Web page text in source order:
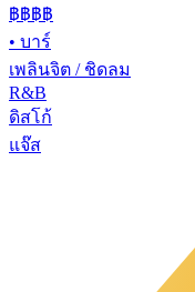
฿฿฿฿
• บาร์
เพลินจิต / ชิดลม
R&B
ดิสโก้
แจ๊ส